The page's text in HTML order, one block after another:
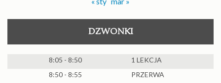
DZWONKI
8:05 - 8:50
1 LEKCJA
8:50 - 8:55
PRZERWA